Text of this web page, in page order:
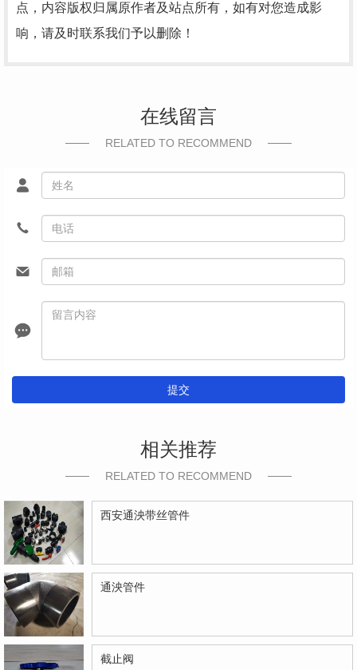
点，内容版权归属原作者及站点所有，如有对您造成影
响，请及时联系我们予以删除！
在线留言
RELATED TO RECOMMEND
提交
相关推荐
RELATED TO RECOMMEND
西安通泱带丝管件
通泱管件
截止阀